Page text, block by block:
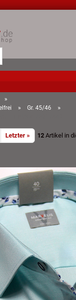
»
» Gr. 45/46 »
Letzter » 12Artikel in